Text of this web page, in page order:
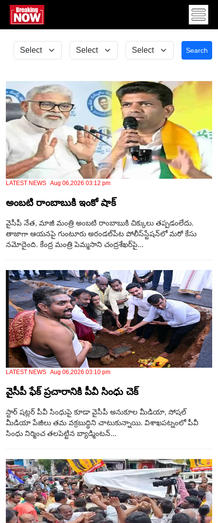
Search
LATEST NEWS Aug 06,2026 03:12 pm
అంబటి రాంబాబుకి ఇంకో షాక్
వైసీపీ నేత, మాజీ మంత్రి అంబటి రాంబాబుకి చిక్కులు తప్పడంలేదు.
తాజాగా ఆయనపై గుంటూరు అరండల్‌పేట పోలీస్‌స్టేషన్‌లో మరో కేసు
నమోదైంది. కేంద్ర మంత్రి పెమ్మసాని చంద్రశేఖర్‌పై...
LATEST NEWS Aug 06,2026 03:10 pm
వైసీపీ ఫేక్ ప్రచారానికి పీవీ సింధు చెక్
స్టార్ షట్లర్ పీవీ సింధుపై కూడా వైసీపీ అనుకూల మీడియా, సోషల్
మీడియా పేజీలు తమ వక్రబుద్ధిని చాటుకున్నాయి. విశాఖపట్నంలో పీవీ
సింధు నిర్మించ తలపెట్టిన బ్యాడ్మింటన్...